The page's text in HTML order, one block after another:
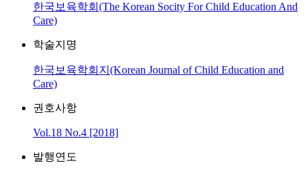
한국보육학회(The Korean Socity For Child Education And
Care)
학술지명
한국보육학회지(Korean Journal of Child Education and
Care)
권호사항
Vol.18 No.4 [2018]
발행연도